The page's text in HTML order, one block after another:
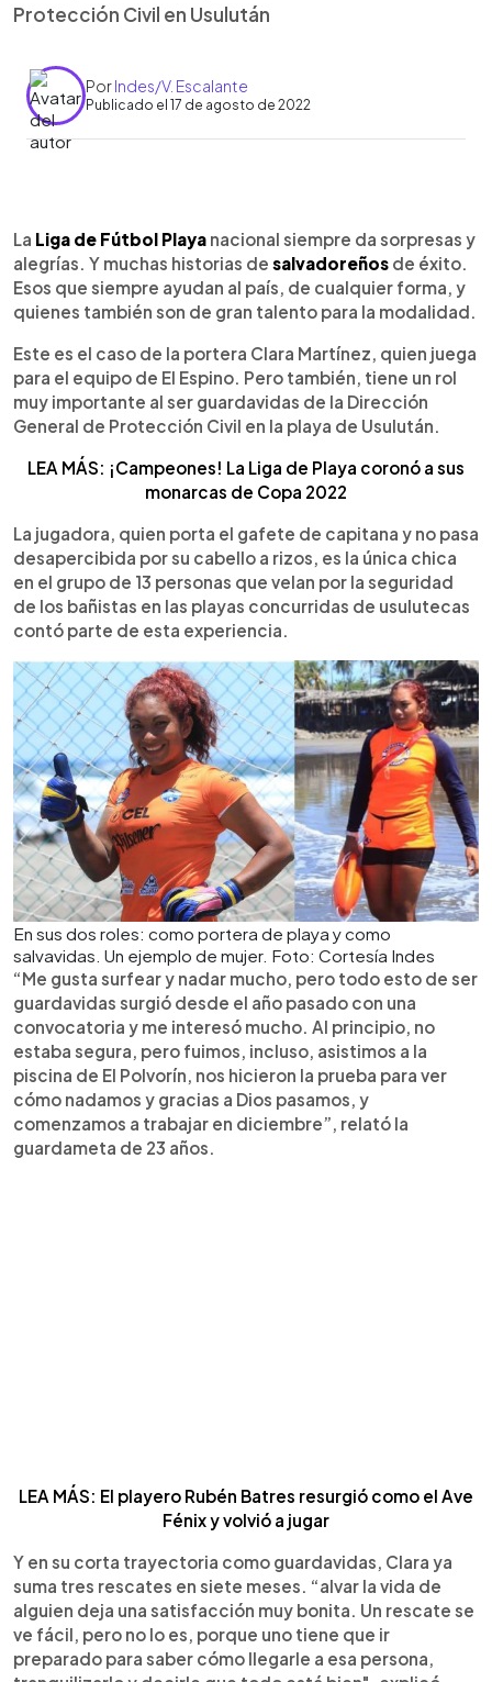
Protección Civil en Usulután
PorIndes/V. Escalante
Publicado el 17 de agosto de 2022
► Escuchar artículo
La Liga de Fútbol Playa nacional siempre da sorpresas y
alegrías. Y muchas historias de salvadoreños de éxito.
Esos que siempre ayudan al país, de cualquier forma, y
quienes también son de gran talento para la modalidad.
Este es el caso de la portera Clara Martínez, quien juega
para el equipo de El Espino. Pero también, tiene un rol
muy importante al ser guardavidas de la Dirección
General de Protección Civil en la playa de Usulután.
LEA MÁS: ¡Campeones! La Liga de Playa coronó a sus
monarcas de Copa 2022
La jugadora, quien porta el gafete de capitana y no pasa
desapercibida por su cabello a rizos, es la única chica
en el grupo de 13 personas que velan por la seguridad
de los bañistas en las playas concurridas de usulutecas
contó parte de esta experiencia.
En sus dos roles: como portera de playa y como
salvavidas. Un ejemplo de mujer. Foto: Cortesía Indes
“Me gusta surfear y nadar mucho, pero todo esto de ser
guardavidas surgió desde el año pasado con una
convocatoria y me interesó mucho. Al principio, no
estaba segura, pero fuimos, incluso, asistimos a la
piscina de El Polvorín, nos hicieron la prueba para ver
cómo nadamos y gracias a Dios pasamos, y
comenzamos a trabajar en diciembre”, relató la
guardameta de 23 años.
LEA MÁS: El playero Rubén Batres resurgió como el Ave
Fénix y volvió a jugar
Y en su corta trayectoria como guardavidas, Clara ya
suma tres rescates en siete meses. “alvar la vida de
alguien deja una satisfacción muy bonita. Un rescate se
ve fácil, pero no lo es, porque uno tiene que ir
preparado para saber cómo llegarle a esa persona,